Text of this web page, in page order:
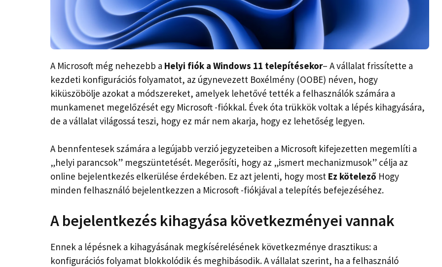
A Microsoft még nehezebb a Helyi fiók a Windows 11 telepítésekor– A vállalat frissítette a
kezdeti konfigurációs folyamatot, az úgynevezett Boxélmény (OOBE) néven, hogy
kiküszöbölje azokat a módszereket, amelyek lehetővé tették a felhasználók számára a
munkamenet megelőzését egy Microsoft -fiókkal. Évek óta trükkök voltak a lépés kihagyására,
de a vállalat világossá teszi, hogy ez már nem akarja, hogy ez lehetőség legyen.
A bennfentesek számára a legújabb verzió jegyzeteiben a Microsoft kifejezetten megemlíti a
„helyi parancsok” megszüntetését. Megerősíti, hogy az „ismert mechanizmusok” célja az
online bejelentkezés elkerülése érdekében. Ez azt jelenti, hogy most Ez kötelező Hogy
minden felhasználó bejelentkezzen a Microsoft -fiókjával a telepítés befejezéséhez.
A bejelentkezés kihagyása következményei vannak
Ennek a lépésnek a kihagyásának megkísérelésének következménye drasztikus: a
konfigurációs folyamat blokkolódik és meghibásodik. A vállalat szerint, ha a felhasználó